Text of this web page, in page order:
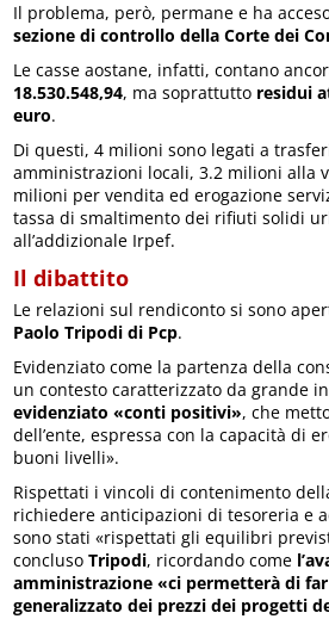
Il problema, però, permane e ha
sezione di controllo della Corte dei
Le casse aostane, infatti, contano
18.530.548,94, ma soprattutto residui
euro.
Di questi, 4 milioni sono legati a
amministrazioni locali, 3.2 milioni alla
milioni per vendita ed erogazione
tassa di smaltimento dei rifiuti solidi
all’addizionale Irpef.
Il dibattito
Le relazioni sul rendiconto si sono
Paolo Tripodi di Pcp.
Evidenziato come la partenza della
un contesto caratterizzato da grande
evidenziato «conti positivi», che
dell’ente, espressa con la capacità di
buoni livelli».
Rispettati i vincoli di contenimento
richiedere anticipazioni di tesoreria e
sono stati «rispettati gli equilibri
conclusoTripodi, ricordando come
amministrazione «ci permetterà di
generalizzato dei prezzi dei progetti